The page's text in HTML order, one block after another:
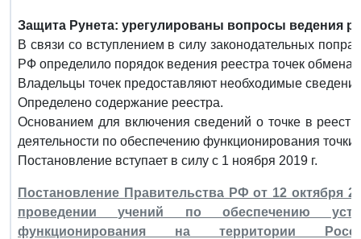
Защита Рунета: урегулированы вопросы ведения
В связи со вступлением в силу законодательных
РФ определило порядок ведения реестра точек обмена
Владельцы точек предоставляют необходимые
Определено содержание реестра.
Основанием для включения сведений о точке в
деятельности по обеспечению функционирования точки.
Постановление вступает в силу с 1 ноября 2019 г.
Постановление Правительства РФ от 12 октября
проведении учений по обеспечению
функционирования на территории